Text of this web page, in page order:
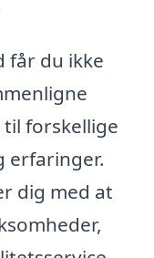
får du ikke
til forskellige
erfaringer.
dig med at